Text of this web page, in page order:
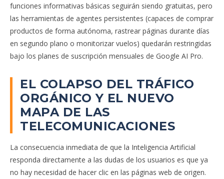
funciones informativas básicas seguirán siendo gratuitas, pero
las herramientas de agentes persistentes (capaces de comprar
productos de forma autónoma, rastrear páginas durante días
en segundo plano o monitorizar vuelos) quedarán restringidas
bajo los planes de suscripción mensuales de Google AI Pro.
EL COLAPSO DEL TRÁFICO
ORGÁNICO Y EL NUEVO
MAPA DE LAS
TELECOMUNICACIONES
La consecuencia inmediata de que la Inteligencia Artificial
responda directamente a las dudas de los usuarios es que ya
no hay necesidad de hacer clic en las páginas web de origen.